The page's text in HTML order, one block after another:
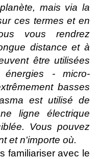
mais via la
ces termes et en
vous rendrez
distance et à
être utilisées
énergies - micro-
basses
est utilisé de
ligne électrique
Vous pouvez
et n'importe où.
familiariser avec le